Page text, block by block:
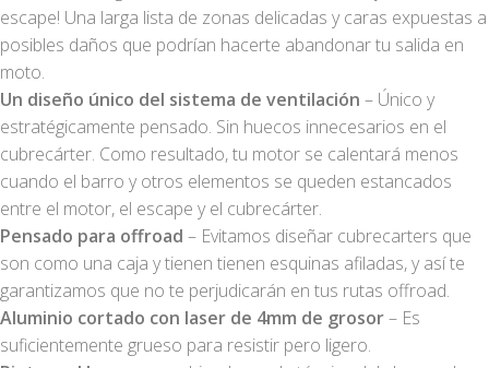
escape! Una larga lista de zonas delicadas y caras expuestas a
posibles daños que podrían hacerte abandonar tu salida en
moto.
Un diseño único del sistema de ventilación – Único y
estratégicamente pensado. Sin huecos innecesarios en el
cubrecárter. Como resultado, tu motor se calentará menos
cuando el barro y otros elementos se queden estancados
entre el motor, el escape y el cubrecárter.
Pensado para offroad – Evitamos diseñar cubrecarters que
son como una caja y tienen tienen esquinas afiladas, y así te
garantizamos que no te perjudicarán en tus rutas offroad.
Aluminio cortado con laser de 4mm de grosor– Es
suficientemente grueso para resistir pero ligero.